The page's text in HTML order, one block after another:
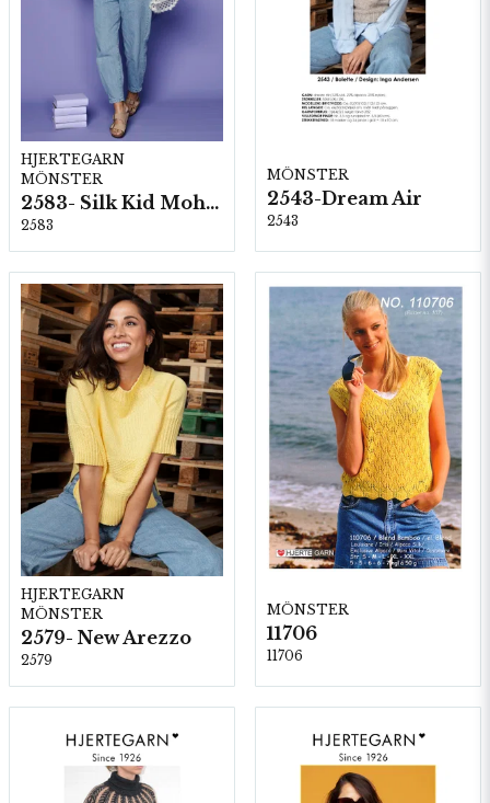
HJERTEGARN
MÖNSTER
2583- Silk Kid Mohair
2583
MÖNSTER
2543-Dream Air
2543
HJERTEGARN
MÖNSTER
2579- New Arezzo
2579
MÖNSTER
11706
11706